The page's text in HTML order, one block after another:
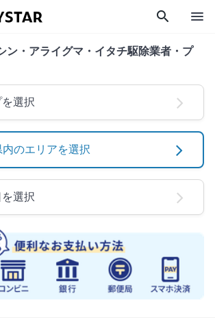
search menu
ン・アライグマ・イタチ駆除業者・プ
選択
内のエリアを選択
選択